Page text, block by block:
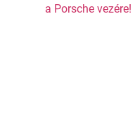
a Porsche vezére!